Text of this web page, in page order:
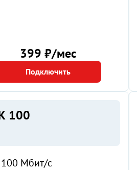
399 ₽/мес
Подключить
100
100 Мбит/с